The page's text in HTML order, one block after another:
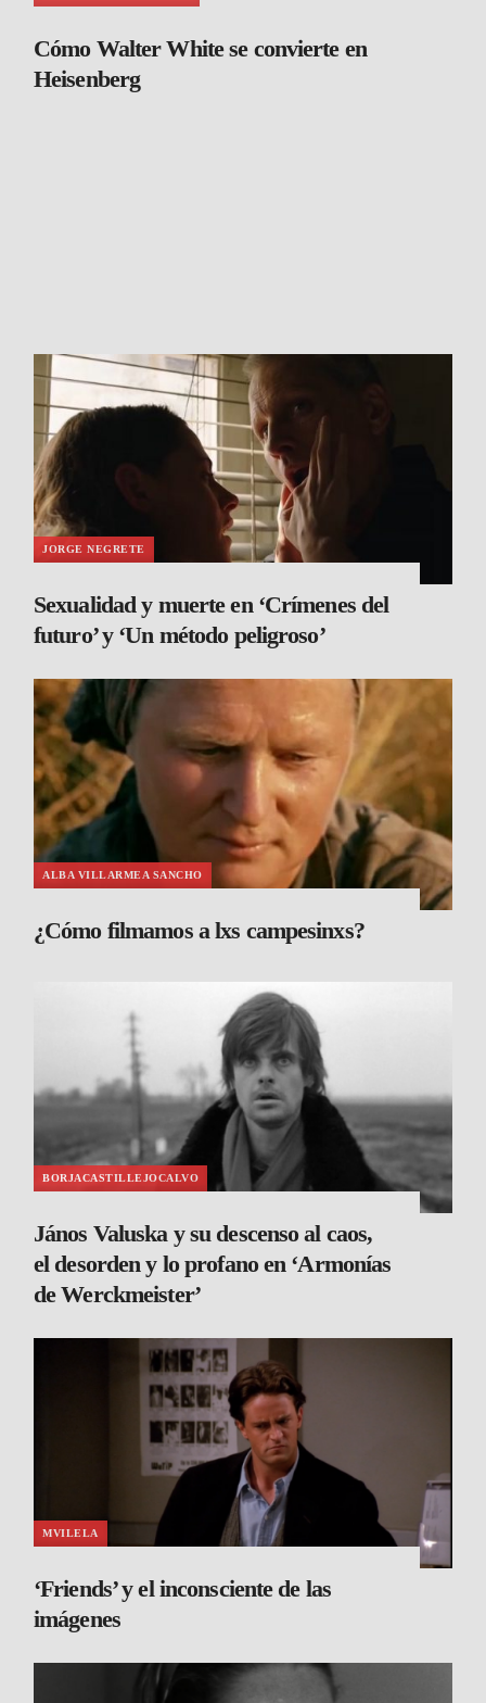
Cómo Walter White se convierte en
Heisenberg
JORGE NEGRETE
Sexualidad y muerte en ‘Crímenes del
futuro’ y ‘Un método peligroso’
ALBA VILLARMEA SANCHO
¿Cómo filmamos a lxs campesinxs?
BORJACASTILLEJOCALVO
János Valuska y su descenso al caos,
el desorden y lo profano en ‘Armonías
de Werckmeister’
MVILELA
‘Friends’ y el inconsciente de las
imágenes